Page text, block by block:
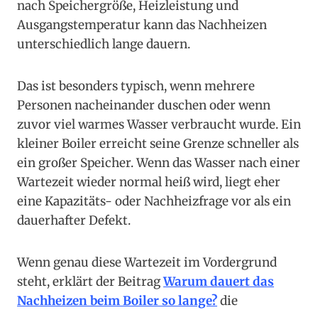
nach Speichergröße, Heizleistung und
Ausgangstemperatur kann das Nachheizen
unterschiedlich lange dauern.
Das ist besonders typisch, wenn mehrere
Personen nacheinander duschen oder wenn
zuvor viel warmes Wasser verbraucht wurde. Ein
kleiner Boiler erreicht seine Grenze schneller als
ein großer Speicher. Wenn das Wasser nach einer
Wartezeit wieder normal heiß wird, liegt eher
eine Kapazitäts- oder Nachheizfrage vor als ein
dauerhafter Defekt.
Wenn genau diese Wartezeit im Vordergrund
steht, erklärt der BeitragWarum dauert das
Nachheizen beim Boiler so lange?die